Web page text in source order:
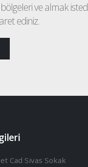
ve almak
ediniz.
Cad Sivas Sokak